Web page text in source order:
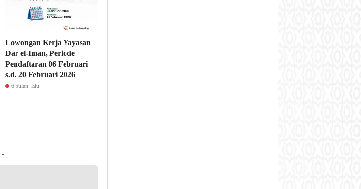
Lowongan Kerja Yayasan
Dar el-Iman, Periode
Pendaftaran 06 Februari
s.d. 20 Februari 2026
6 bulan lalu
*